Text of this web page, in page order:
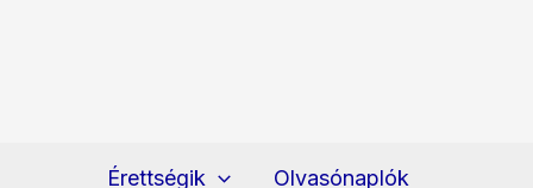
Érettségik Olvasónaplók